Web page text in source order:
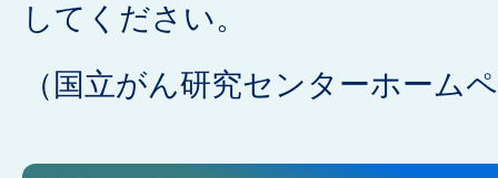
してください。
（国立がん研究センターホーム